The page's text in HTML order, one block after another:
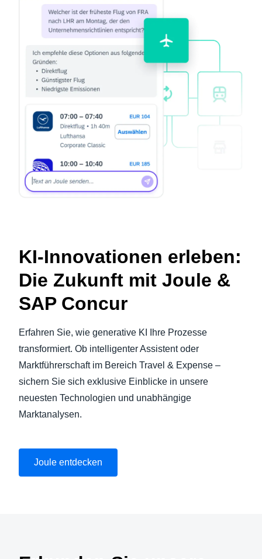
KI-Innovationen erleben:
Die Zukunft mit Joule &
SAP Concur
Erfahren Sie, wie generative KI Ihre Prozesse
transformiert. Ob intelligenter Assistent oder
Marktführerschaft im Bereich Travel & Expense –
sichern Sie sich exklusive Einblicke in unsere
neuesten Technologien und unabhängige
Marktanalysen.
Joule entdecken
Video abspielen